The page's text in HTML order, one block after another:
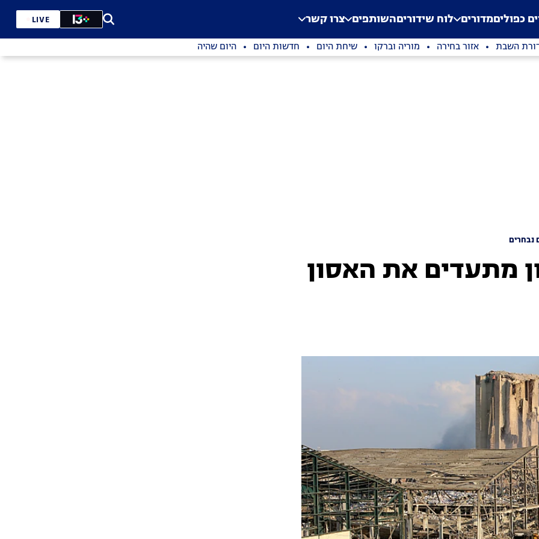
Application error: a
. כפוליםמדורים לוח שידוריםהשותפים צרו קשר LIVE
השבת אזור בחירה מוריה וברקו שיחת היום חדשות היום היום שהיה
נבחרים
מתעדים את האסון